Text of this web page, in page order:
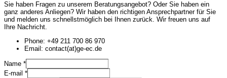
Sie haben Fragen zu unserem Beratungsangebot? Oder Sie haben ein
ganz anderes Anliegen? Wir haben den richtigen Ansprechpartner für Sie
und melden uns schnellstmöglich bei Ihnen zurück. Wir freuen uns auf
Ihre Nachricht.
Phone: +49 211 700 86 970
Email: contact(at)ge-ec.de
Name *
E-mail *